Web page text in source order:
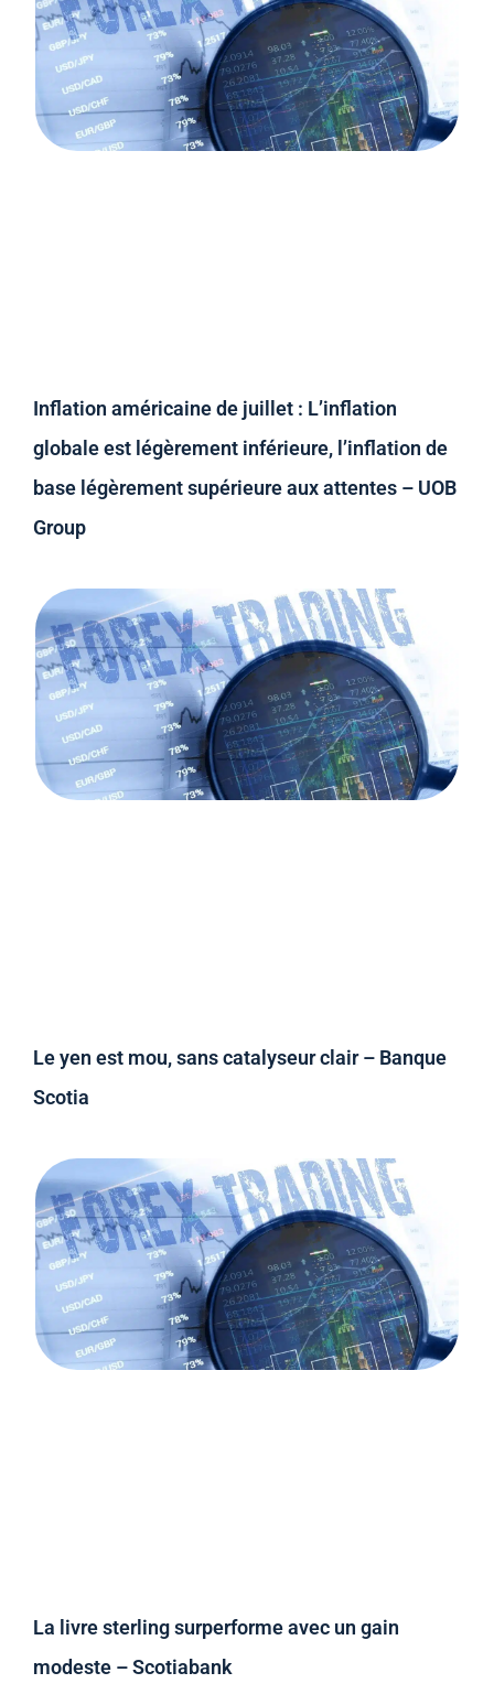
Inflation américaine de juillet : L’inflation
globale est légèrement inférieure, l’inflation de
base légèrement supérieure aux attentes – UOB
Group
Le yen est mou, sans catalyseur clair – Banque
Scotia
La livre sterling surperforme avec un gain
modeste – Scotiabank